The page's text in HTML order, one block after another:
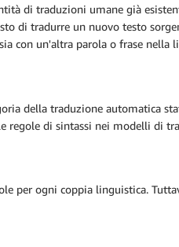
di traduzioni umane già
di tradurre un nuovo testo
con un'altra parola o frase nella
della traduzione automatica
regole di sintassi nei modelli di
per ogni coppia linguistica.